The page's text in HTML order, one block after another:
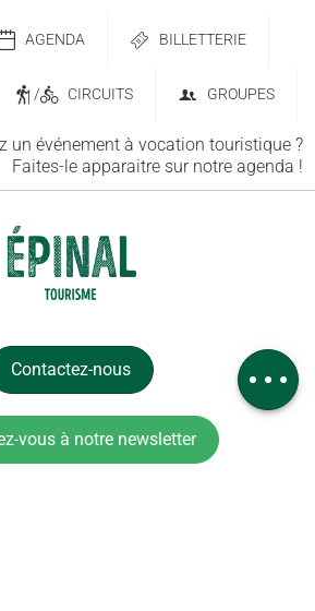
AGENDA BILLETTERIE
/ CIRCUITS GROUPES
un événement à vocation touristique ?
Faites-le apparaitre sur notre agenda !
Contactez-nous
vous à notre newsletter